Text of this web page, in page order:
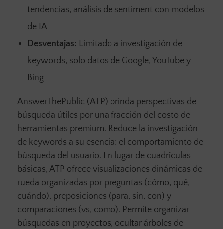
tendencias, análisis de sentiment con modelos
de IA
Desventajas: Limitado a investigación de
keywords, solo datos de Google, YouTube y
Bing
AnswerThePublic (ATP) brinda perspectivas de
búsqueda útiles por una fracción del costo de
herramientas premium. Reduce la investigación
de keywords a su esencia: el comportamiento de
búsqueda del usuario. En lugar de cuadrículas
básicas, ATP ofrece visualizaciones dinámicas de
rueda organizadas por preguntas (cómo, qué,
cuándo), preposiciones (para, sin, con) y
comparaciones (vs, como). Permite organizar
búsquedas en proyectos, ocultar árboles de